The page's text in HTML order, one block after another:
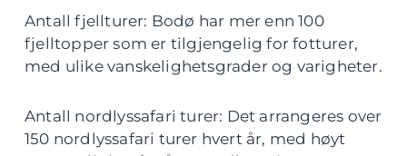
Antall fjellturer: Bodø har mer enn 100
fjelltopper som er tilgjengelig for fotturer,
med ulike vanskelighetsgrader og varigheter.
Antall nordlyssafari turer: Det arrangeres over
150 nordlyssafari turer hvert år, med høyt